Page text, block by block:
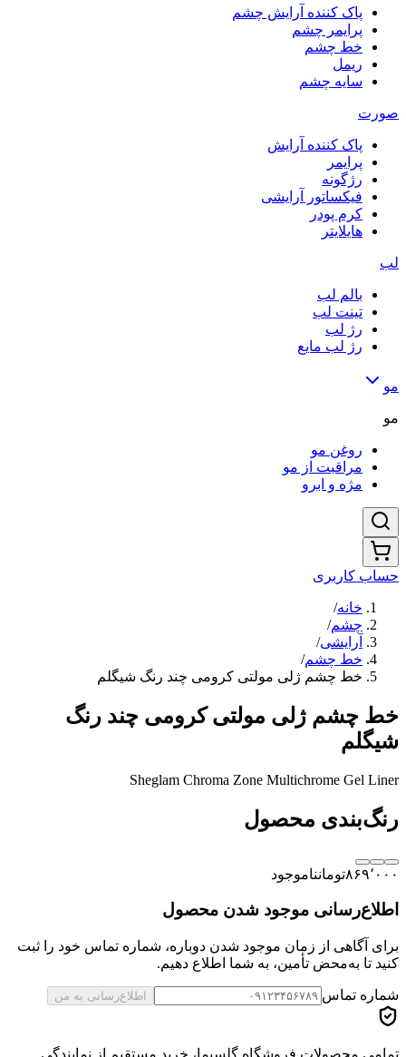
پاک کننده آرایش چشم
پرایمر چشم
خط چشم
ریمل
سایه چشم
صورت
پاک کننده آرایش
پرایمر
رژگونه
فیکساتور آرایشی
کرم پودر
هایلایتر
لب
بالم لب
تینت لب
رژ لب
رژ لب مایع
مو
مو
روغن مو
مراقبت از مو
مژه و ابرو
حساب کاربری
خانه/
چشم/
آرایشی/
خط چشم/
خط چشم ژلی مولتی کرومی چند رنگ شیگلم
خط چشم ژلی مولتی کرومی چند رنگ
شیگلم
Sheglam Chroma Zone Multichrome Gel Liner
رنگ‌بندی محصول
۸۶۹٬۰۰۰تومانناموجود
اطلاع‌رسانی موجود شدن محصول
برای آگاهی از زمان موجود شدن دوباره، شماره تماس خود را ثبت
کنید تا به‌محض تأمین، به شما اطلاع دهیم.
شماره تماس اطلاع‌رسانی به من
تمامی محصولات فروشگاه گلسیما، خرید مستقیم از نمایندگی